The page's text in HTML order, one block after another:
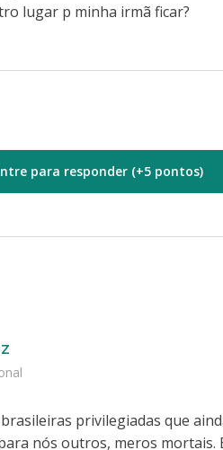
lugar p minha irmã ficar?
para responder (+5 pontos)
privilegiadas que
nós outros, meros mortais.